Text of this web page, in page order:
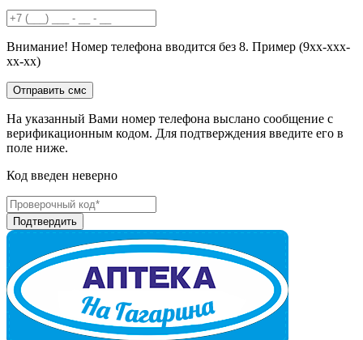
Внимание! Номер телефона вводится без 8. Пример (9хх-ххх-
хх-хх)
На указанный Вами номер телефона выслано сообщение с
верификационным кодом. Для подтверждения введите его в
поле ниже.
Код введен неверно